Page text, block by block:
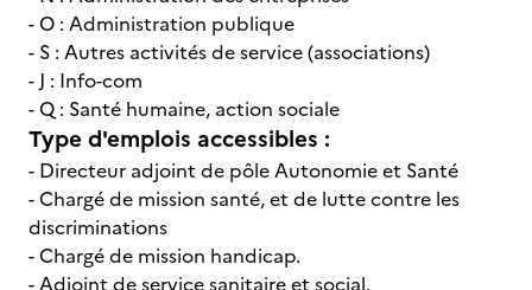
- O : Administration publique
- S : Autres activités de service (associations)
- J : Info-com
- Q : Santé humaine, action sociale
Type d'emplois accessibles :
- Directeur adjoint de pôle Autonomie et Santé
- Chargé de mission santé, et de lutte contre les
discriminations
- Chargé de mission handicap.
- Adjoint de service sanitaire et social.